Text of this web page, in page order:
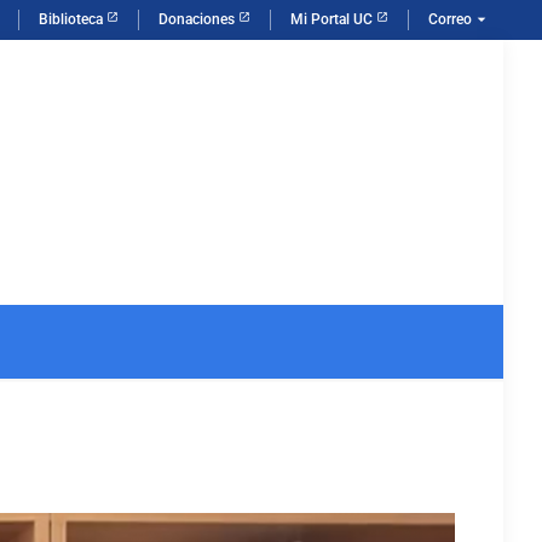
Biblioteca Donaciones Mi Portal UC Correo arrow_drop_down